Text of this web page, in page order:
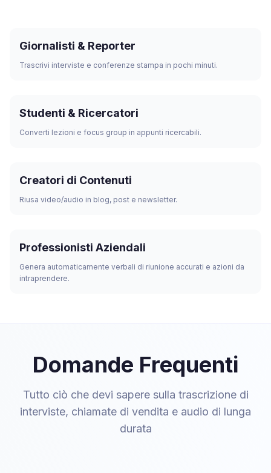
Giornalisti & Reporter
Trascrivi interviste e conferenze stampa in pochi minuti.
Studenti & Ricercatori
Converti lezioni e focus group in appunti ricercabili.
Creatori di Contenuti
Riusa video/audio in blog, post e newsletter.
Professionisti Aziendali
Genera automaticamente verbali di riunione accurati e azioni da
intraprendere.
Domande Frequenti
Tutto ciò che devi sapere sulla trascrizione di
interviste, chiamate di vendita e audio di lunga
durata